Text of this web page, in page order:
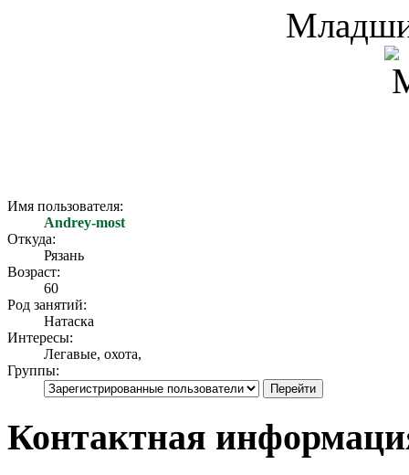
Имя пользователя:
Andrey-most
Откуда:
Рязань
Возраст:
60
Род занятий:
Натаска
Интересы:
Легавые, охота,
Группы:
Контактная